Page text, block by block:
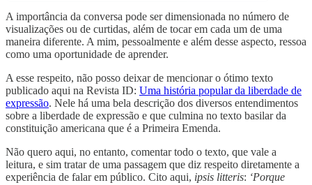
A importância da conversa pode ser dimensionada no número de
visualizações ou de curtidas, além de tocar em cada um de uma
maneira diferente. A mim, pessoalmente e além desse aspecto, ressoa
como uma oportunidade de aprender.
A esse respeito, não posso deixar de mencionar o ótimo texto
publicado aqui na Revista ID: Uma história popular da liberdade de
expressão. Nele há uma bela descrição dos diversos entendimentos
sobre a liberdade de expressão e que culmina no texto basilar da
constituição americana que é a Primeira Emenda.
Não quero aqui, no entanto, comentar todo o texto, que vale a
leitura, e sim tratar de uma passagem que diz respeito diretamente a
experiência de falar em público. Cito aqui, ipsis litteris: ‘Porque